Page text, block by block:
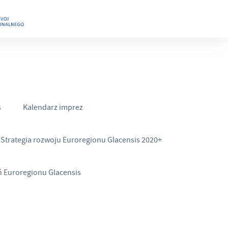
Kalendarz imprez
Strategia rozwoju Euroregionu Glacensis 2020+
Euroregionu Glacensis